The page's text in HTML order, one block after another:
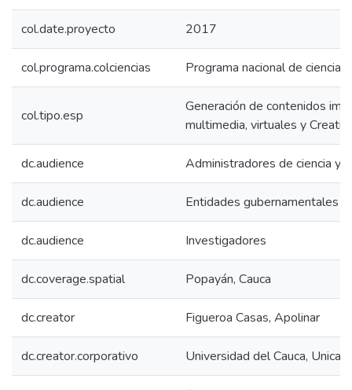
col.date.proyecto 2017
col.programa.colciencias Programa nacional de
col.tipo.esp
Generación de contenidos
multimedia, virtuales y
dc.audience Administradores de ciencia y
dc.audience Entidades gubernamentales
dc.audience Investigadores
dc.coverage.spatial Popayán, Cauca
dc.creator Figueroa Casas, Apolinar
dc.creator.corporativo Universidad del Cauca,